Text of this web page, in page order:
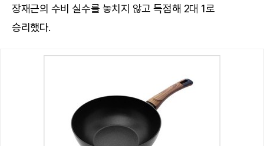
장재근의 수비 실수를 놓치지 않고 득점해 2대 1로
승리했다.